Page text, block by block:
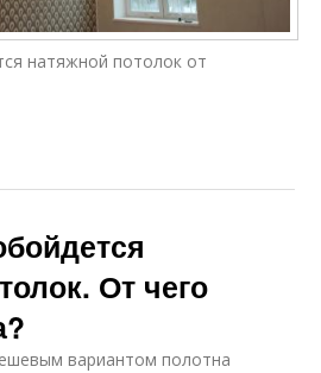
натяжной потолок от
От чего
вариантом полотна